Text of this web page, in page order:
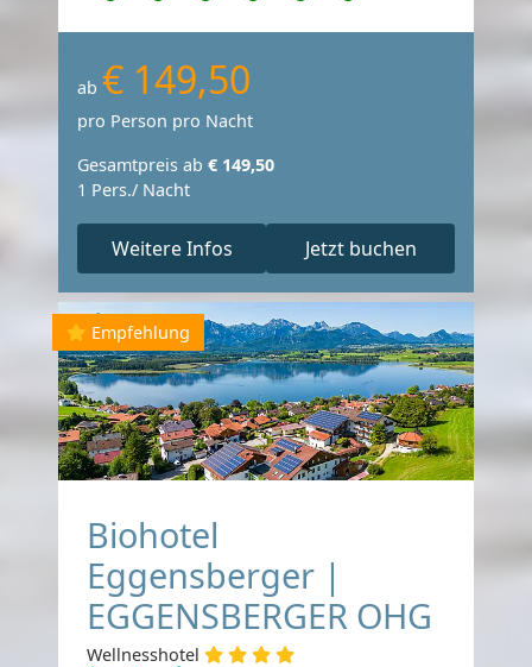
ab € 149,50
pro Person pro Nacht
Gesamtpreis ab € 149,50
1 Pers./ Nacht
Weitere Infos Jetzt buchen
Empfehlung
Biohotel
Eggensberger |
EGGENSBERGER OHG
Wellnesshotel